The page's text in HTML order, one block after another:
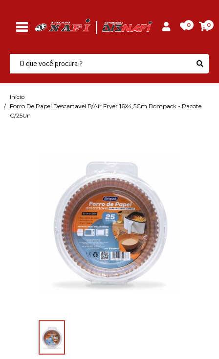
0 0
Início
Forro De Papel Descartavel P/Air Fryer 16X4,5Cm Bompack - Pacote
C/25Un